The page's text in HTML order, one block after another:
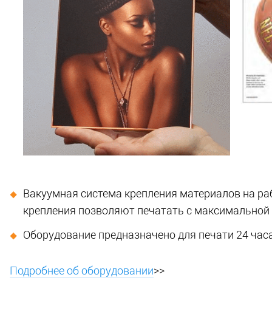
Вакуумная система крепления материалов на
крепления позволяют печатать с
Оборудование предназначено для печати 24
Подробнее об оборудовании>>